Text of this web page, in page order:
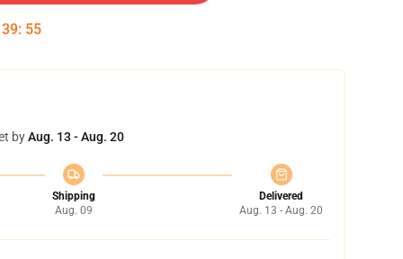
39: 54
byAug. 13 - Aug. 20
Shipping
Aug. 09
Delivered
Aug. 13 - Aug. 20